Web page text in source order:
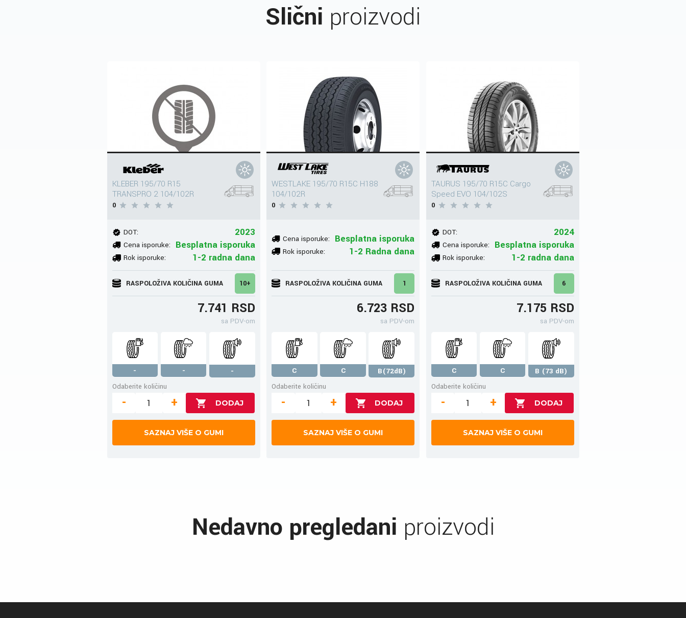
Slični proizvodi
KLEBER 195/70 R15
TRANSPRO 2 104/102R
0
DOT: 2023
Cena isporuke: Besplatna isporuka
Rok isporuke: 1-2 radna dana
RASPOLOŽIVA KOLIČINA GUMA 10+
7.741 RSD
sa PDV-om
- -
-
Odaberite količinu
- +
SAZNAJ VIŠE O GUMI
WESTLAKE 195/70 R15C H188
104/102R
0
Cena isporuke: Besplatna isporuka
Rok isporuke: 1-2 Radna dana
RASPOLOŽIVA KOLIČINA GUMA 1
6.723 RSD
sa PDV-om
C C
B(72dB)
Odaberite količinu
- +
SAZNAJ VIŠE O GUMI
TAURUS 195/70 R15C Cargo
Speed EVO 104/102S
0
DOT: 2024
Cena isporuke: Besplatna isporuka
Rok isporuke: 1-2 radna dana
RASPOLOŽIVA KOLIČINA GUMA 6
7.175 RSD
sa PDV-om
C C
B (73 dB)
Odaberite količinu
- +
SAZNAJ VIŠE O GUMI
Nedavno pregledani proizvodi